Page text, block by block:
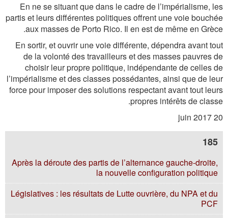
En ne se situant que dans le cadre de l’impérialisme, les
partis et leurs différentes politiques offrent une voie bouchée
aux masses de Porto Rico. Il en est de même en Grèce.
En sortir, et ouvrir une voie différente, dépendra avant tout
de la volonté des travailleurs et des masses pauvres de
choisir leur propre politique, indépendante de celles de
l’impérialisme et des classes possédantes, ainsi que de leur
force pour imposer des solutions respectant avant tout leurs
propres intérêts de classe.
20 juin 2017
185
Après la déroute des partis de l’alternance gauche-droite,
la nouvelle configuration politique
Législatives : les résultats de Lutte ouvrière, du NPA et du
PCF